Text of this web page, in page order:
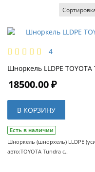
4
Шноркель LLDPE
18500.00 ₽
В КОРЗИНУ
Есть в наличии
Шноркель (шнорхель) LLDPE
авто:TOYOTA Tundra с..